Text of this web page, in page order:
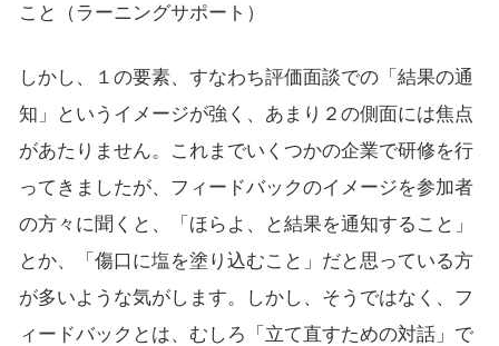
こと（ラーニングサポート）
しかし、１の要素、すなわち評価面談での「結果の通
知」というイメージが強く、あまり２の側面には焦点
があたりません。これまでいくつかの企業で研修を行
ってきましたが、フィードバックのイメージを参加者
の方々に聞くと、「ほらよ、と結果を通知すること」
とか、「傷口に塩を塗り込むこと」だと思っている方
が多いような気がします。しかし、そうではなく、フ
ィードバックとは、むしろ「立て直すための対話」で